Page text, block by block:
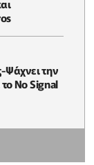
Ψάχνει την
No Signal